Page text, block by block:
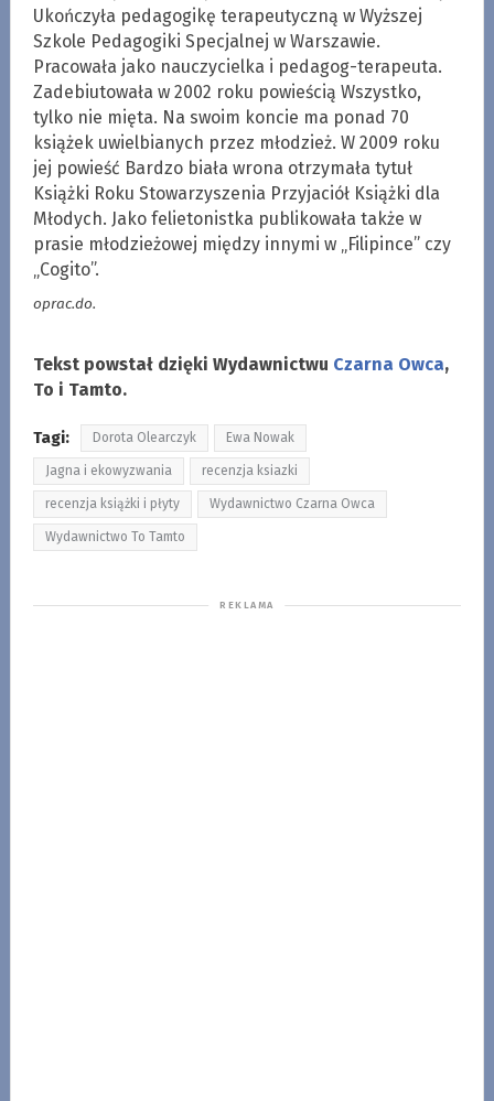
Ukończyła pedagogikę terapeutyczną w Wyższej
Szkole Pedagogiki Specjalnej w Warszawie.
Pracowała jako nauczycielka i pedagog-terapeuta.
Zadebiutowała w 2002 roku powieścią Wszystko,
tylko nie mięta. Na swoim koncie ma ponad 70
książek uwielbianych przez młodzież. W 2009 roku
jej powieść Bardzo biała wrona otrzymała tytuł
Książki Roku Stowarzyszenia Przyjaciół Książki dla
Młodych. Jako felietonistka publikowała także w
prasie młodzieżowej między innymi w „Filipince” czy
„Cogito”.
oprac.do.
Tekst powstał dzięki Wydawnictwu Czarna Owca,
To i Tamto.
Tagi: Dorota Olearczyk Ewa Nowak
Jagna i ekowyzwania recenzja ksiazki
recenzja książki i płyty Wydawnictwo Czarna Owca
Wydawnictwo To Tamto